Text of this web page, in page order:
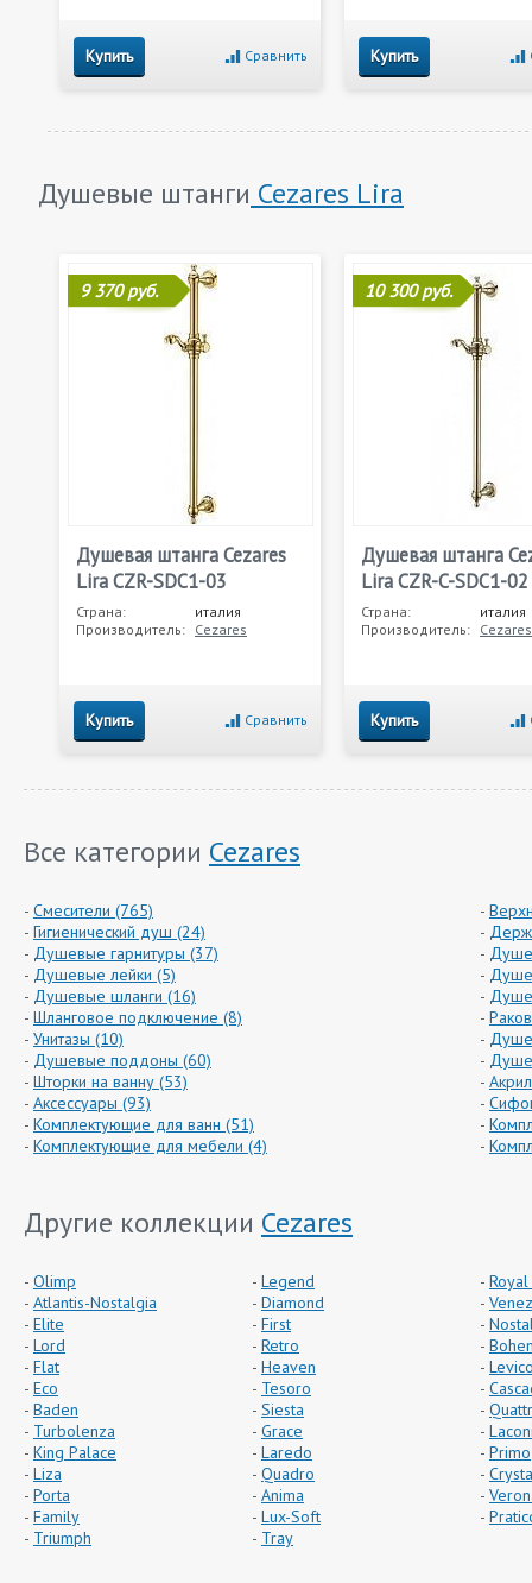
Купить Сравнить Купить
Душевые штанги Cezares Lira
9 370 руб.
Душевая штанга Cezares
Lira CZR-SDC1-03
Страна:
италия
Производитель: Cezares
Купить Сравнить
10 300 руб.
Душевая штанга
Lira CZR-C-SDC1-02
Страна:
италия
Производитель: Cezares
Купить
Все категории Cezares
Смесители (765)
Гигиенический душ (24)
Душевые гарнитуры (37)
Душевые лейки (5)
Душевые шланги (16)
Шланговое подключение (8)
Унитазы (10)
Душевые поддоны (60)
Шторки на ванну (53)
Аксессуары (93)
Комплектующие для ванн (51)
Комплектующие для мебели (4)
Другие коллекции Cezares
Olimp Legend
Atlantis-Nostalgia
Diamond
Elite
First
Lord
Retro
Flat
Heaven
Eco
Tesoro
Baden
Siesta
Turbolenza
Grace
King Palace
Laredo
Primo
Liza
Quadro
Porta
Anima
Family
Lux-Soft
Triumph
Tray